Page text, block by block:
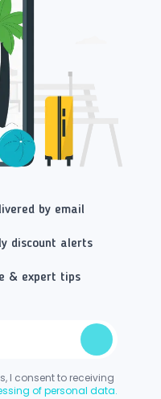
by email
discount alerts
& expert tips
I consent to receiving
of personal data.